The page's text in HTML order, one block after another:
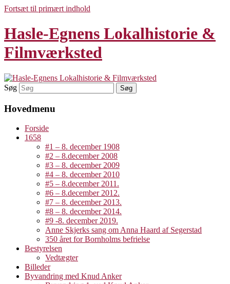
Fortsæt til primært indhold
Hasle-Egnens Lokalhistorie &
Filmværksted
Søg
Hovedmenu
Forside
1658
#1 – 8. december 1908
#2 – 8.december 2008
#3 – 8. december 2009
#4 – 8. december 2010
#5 – 8.december 2011.
#6 – 8.december 2012.
#7 – 8. december 2013.
#8 – 8. december 2014.
#9 -8. december 2019.
Anne Skjerks sang om Anna Haard af Segerstad
350 året for Bornholms befrielse
Bestyrelsen
Vedtægter
Billeder
Byvandring med Knud Anker